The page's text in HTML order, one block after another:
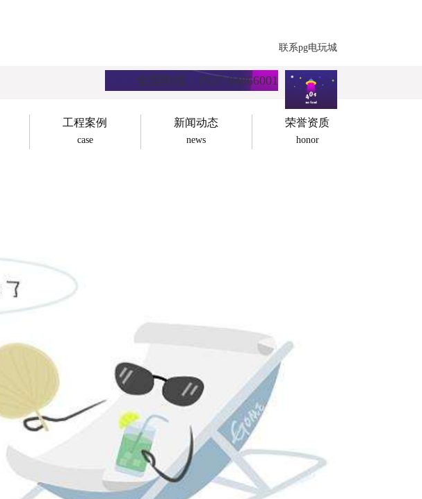
联系pg电玩城
全国热线：0527-84866001
工程案例
case
新闻动态
news
荣誉资质
honor